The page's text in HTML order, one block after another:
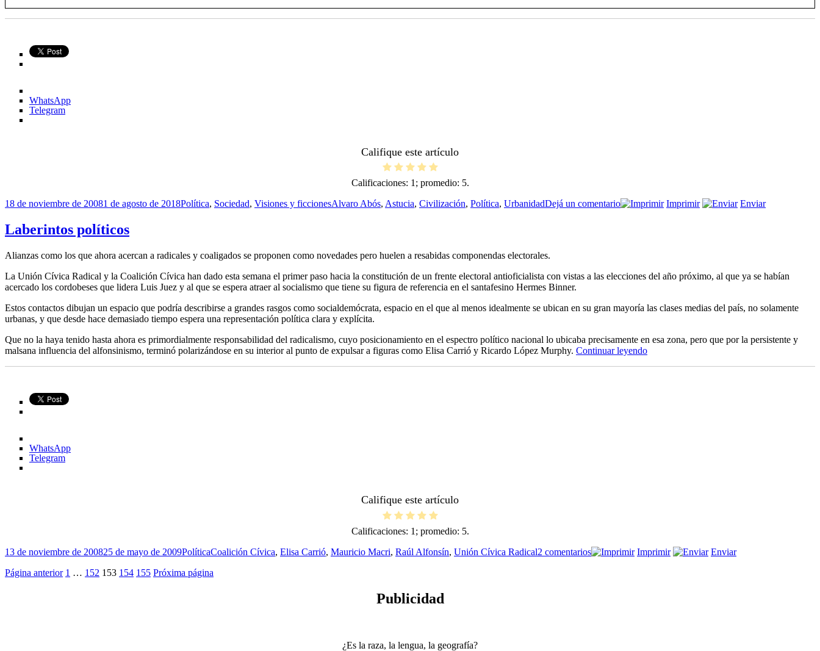
WhatsApp
Telegram
Califique este artículo
Calificaciones: 1 ; promedio: 5.
Publicado
18 de noviembre de 20081 de agosto de 2018Categorías
Política, Sociedad, Visiones y ficcionesEtiquetas
Alvaro Abós, Astucia, Civilización, Política, UrbanidadDejá un comentarioen
Imprimir Enviar
Laberintos políticos
Alianzas como los que ahora acercan a radicales y coaligados se proponen como novedades pero huelen a resabidas componendas electorales.
La Unión Cívica Radical y la Coalición Cívica han dado esta semana el primer paso hacia la constitución de un frente electoral antioficialista con vistas a las elecciones del año próximo, al que ya se habían
acercado los cordobeses que lidera Luis Juez y al que se espera atraer al socialismo que tiene su figura de referencia en el santafesino Hermes Binner.
Estos contactos dibujan un espacio que podría describirse a grandes rasgos como socialdemócrata, espacio en el que al menos idealmente se ubican en su gran mayoría las clases medias del país, no solamente
urbanas, y que desde hace demasiado tiempo espera una representación política clara y explícita.
Que no la haya tenido hasta ahora es primordialmente responsabilidad del radicalismo, cuyo posicionamiento en el espectro político nacional lo ubicaba precisamente en esa zona, pero que por la persistente y
malsana influencia del alfonsinismo, terminó polarizándose en su interior al punto de expulsar a figuras como Elisa Carrió y Ricardo López Murphy. Continuar leyendo“Laberintos
WhatsApp
Telegram
Califique este artículo
Calificaciones: 1 ; promedio: 5.
Publicado
13 de noviembre de 200825 de mayo de 2009Categorías
PolíticaEtiquetas
Coalición Cívica, Elisa Carrió, Mauricio Macri, Raúl Alfonsín, Unión Cívica Radical2 comentariosen
Imprimir Enviar
Paginación
Página anterior Página
1 … Página
152 Página
153 Página
154 Página
155 Próxima página
Publicidad
¿Es la raza, la lengua, la geografía?